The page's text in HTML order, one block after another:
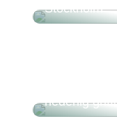
Stockholm
hederlig